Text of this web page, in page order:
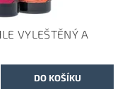
VYLEŠTĚNÝ A